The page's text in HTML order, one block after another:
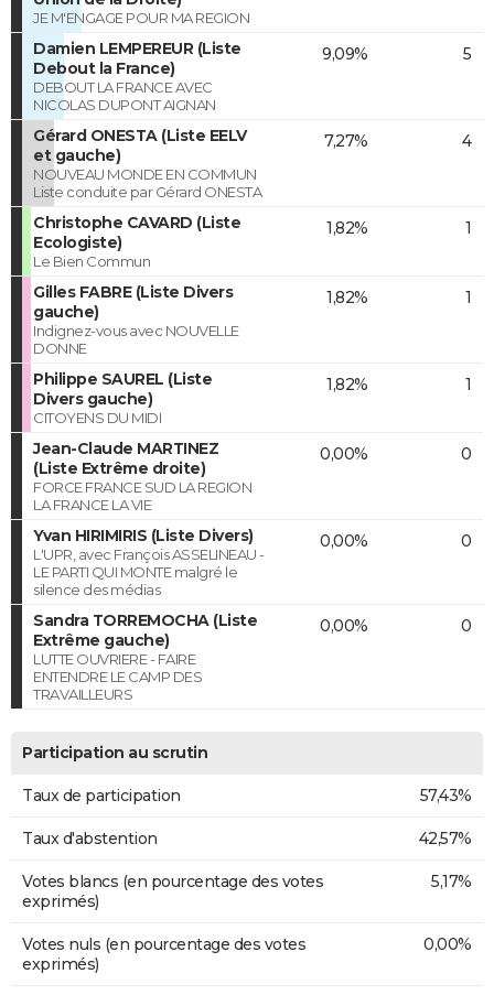
JE M'ENGAGE POUR MA REGION
Damien LEMPEREUR (Liste
Debout la France)
DEBOUT LA FRANCE AVEC
NICOLAS DUPONT AIGNAN
9,09% 5
Gérard ONESTA (Liste EELV
et gauche)
NOUVEAU MONDE EN COMMUN
Liste conduite par Gérard ONESTA
7,27% 4
Christophe CAVARD (Liste
Ecologiste)
Le Bien Commun
1,82% 1
Gilles FABRE (Liste Divers
gauche)
Indignez-vous avec NOUVELLE
DONNE
1,82% 1
Philippe SAUREL (Liste
Divers gauche)
CITOYENS DU MIDI
1,82% 1
Jean-Claude MARTINEZ
(Liste Extrême droite)
FORCE FRANCE SUD LA REGION
LA FRANCE LA VIE
0,00% 0
Yvan HIRIMIRIS (Liste Divers)
L'UPR, avec François ASSELINEAU -
LE PARTI QUI MONTE malgré le
silence des médias
0,00% 0
Sandra TORREMOCHA (Liste
Extrême gauche)
LUTTE OUVRIERE - FAIRE
ENTENDRE LE CAMP DES
TRAVAILLEURS
0,00% 0
Participation au scrutin
Taux de participation 57,43%
Taux d'abstention 42,57%
Votes blancs (en pourcentage des votes
exprimés)
5,17%
Votes nuls (en pourcentage des votes
exprimés)
0,00%